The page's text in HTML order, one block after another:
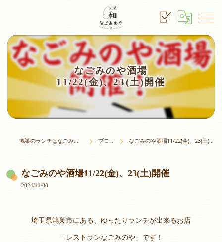
なごみのや酒場
11/22(金)、23(土)開催
鴻巣のランチはなごみのや ブログ なごみのや酒場11/22(金)、23(土)開催
なごみのや酒場11/22(金)、23(土)開催
2024/11/08
埼玉県鴻巣市にある、ゆったりランチが出来るお店
「レストランなごみのや」です！